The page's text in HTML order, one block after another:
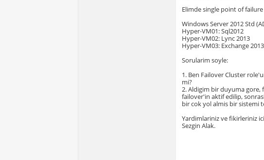
Elimde single point of
Windows Server 2012 Std
Hyper-VM01: Sql2012
Hyper-VM02: Lync 2013
Hyper-VM03: Exchange 2013
Sorularim soyle:
1. Ben Failover Cluster
mi?
2. Aldigim bir duyuma
failover'in aktif edilip,
bir cok yol almis bir sistemi
Yardimlariniz ve fikirleriniz
Sezgin Alak.